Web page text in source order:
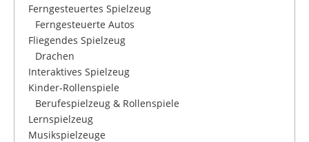
Ferngesteuertes Spielzeug
Ferngesteuerte Autos
Fliegendes Spielzeug
Drachen
Interaktives Spielzeug
Kinder-Rollenspiele
Berufespielzeug & Rollenspiele
Lernspielzeug
Musikspielzeuge